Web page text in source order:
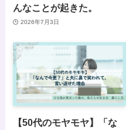
んなことが起きた。
2026年7月3日
【50代のモヤモヤ】「な